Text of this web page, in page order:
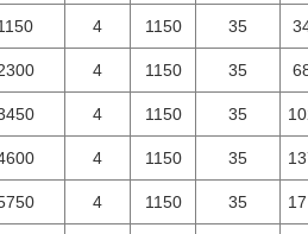
4 1150 35
4 1150 35
4 1150 35
4 1150 35
4 1150 35